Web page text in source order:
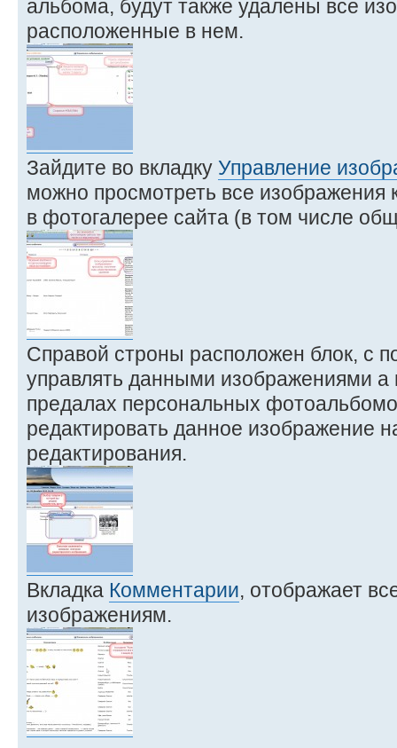
альбома, будут также удалены все
расположенные в нем.
Зайдите во вкладку Управление
можно просмотреть все изображения
в фотогалерее сайта (в том числе
Справой строны расположен блок, с
управлять данными изображениями
предалах персональных
редактировать данное изображение
редактирования.
Вкладка Комментарии, отображает
изображениям.